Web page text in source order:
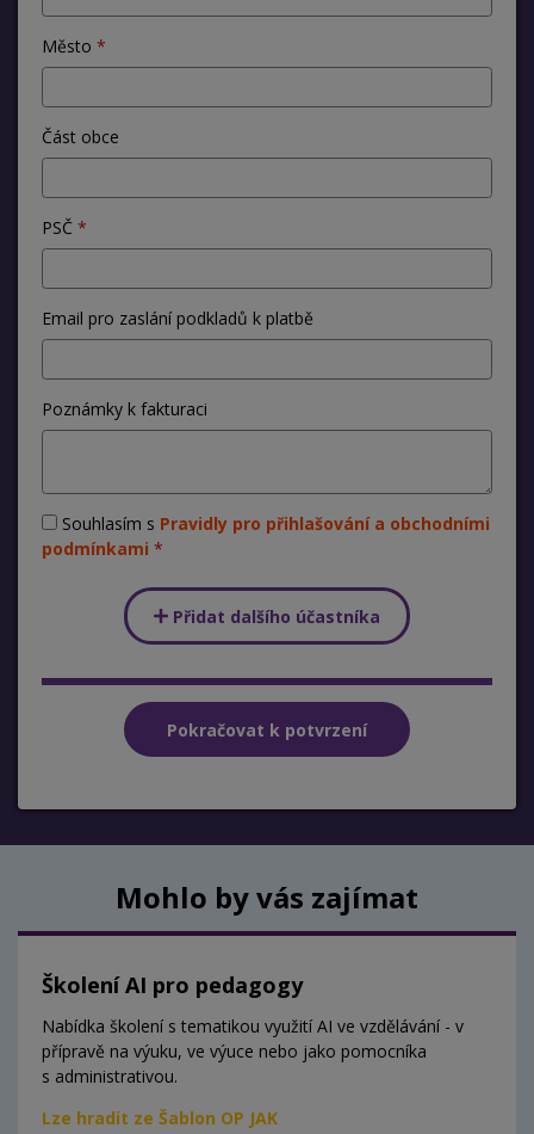
Město
Část obce
PSČ
Email pro zaslání podkladů k platbě
Poznámky k fakturaci
Souhlasím s Pravidly pro přihlašování a obchodními
podmínkami
Přidat dalšího účastníka
Mohlo by vás zajímat
Školení AI pro pedagogy
Nabídka školení s tematikou využití AI ve vzdělávání - v
přípravě na výuku, ve výuce nebo jako pomocníka
s administrativou.
Lze hradit ze Šablon OP JAK